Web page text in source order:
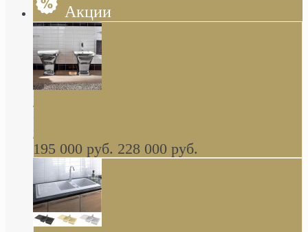
Акции
Butterfly Scarabeo КОМПЛЕКТ санфаянса
глянцевая платина В НАЛИЧИИ
195 000 руб. 228 000 руб.